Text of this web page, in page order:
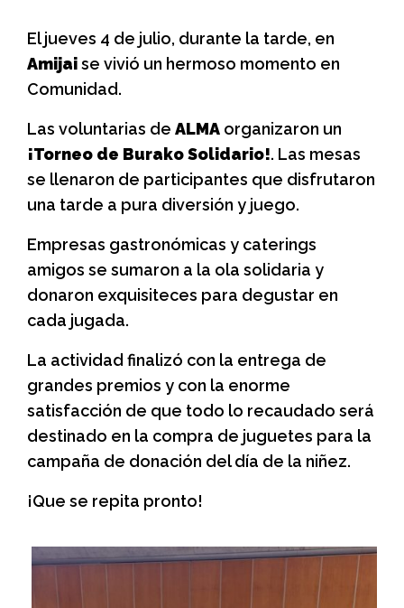
El jueves 4 de julio, durante la tarde, en
Amijaise vivió un hermoso momento en
Comunidad.
Las voluntarias de ALMA organizaron un
¡Torneo de Burako Solidario!. Las mesas
se llenaron de participantes que disfrutaron
una tarde a pura diversión y juego.
Empresas gastronómicas y caterings
amigos se sumaron a la ola solidaria y
donaron exquisiteces para degustar en
cada jugada.
La actividad finalizó con la entrega de
grandes premios y con la enorme
satisfacción de que todo lo recaudado será
destinado en la compra de juguetes para la
campaña de donación del día de la niñez.
¡Que se repita pronto!